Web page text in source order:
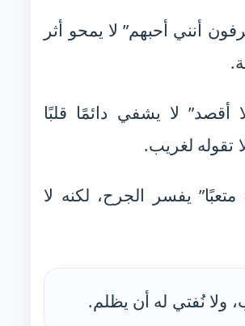
أنني أحبهم” لا يمحو أثر
أقصد” لا يشفي دائمًا قلبًا
تقوله لغريب.
يفسر الجرح، لكنه لا
ولا نُفتي له أن يظلم.